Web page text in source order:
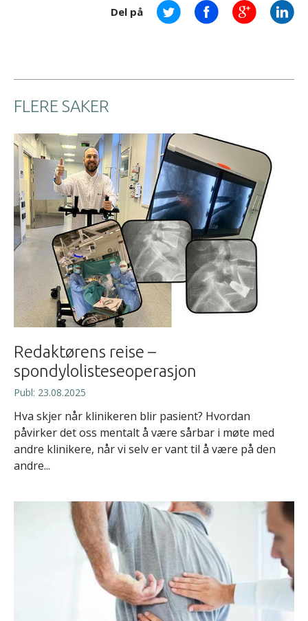
Del på
FLERE SAKER
Redaktørens reise –
spondylolisteseoperasjon
Publ: 23.08.2025
Hva skjer når klinikeren blir pasient? Hvordan
påvirker det oss mentalt å være sårbar i møte med
andre klinikere, når vi selv er vant til å være på den
andre...